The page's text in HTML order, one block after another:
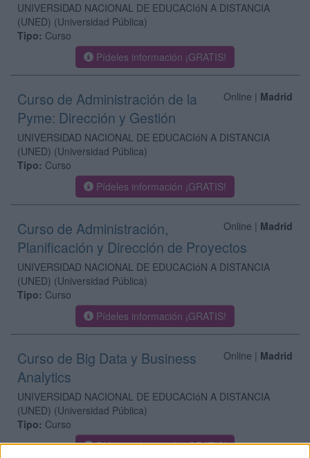
UNIVERSIDAD NACIONAL DE EDUCACIóN A DISTANCIA
(UNED) (Universidad Pública)
Tipo: Curso
Pídeles información ¡GRATIS!
Online | Madrid
Curso de Administración de la
Pyme: Dirección y Gestión
UNIVERSIDAD NACIONAL DE EDUCACIóN A DISTANCIA
(UNED) (Universidad Pública)
Tipo: Curso
Pídeles información ¡GRATIS!
Online | Madrid
Curso de Administración,
Planificación y Dirección de Proyectos
UNIVERSIDAD NACIONAL DE EDUCACIóN A DISTANCIA
(UNED) (Universidad Pública)
Tipo: Curso
Pídeles información ¡GRATIS!
Online | Madrid
Curso de Big Data y Business
Analytics
UNIVERSIDAD NACIONAL DE EDUCACIóN A DISTANCIA
(UNED) (Universidad Pública)
Tipo: Curso
Pídeles información ¡GRATIS!